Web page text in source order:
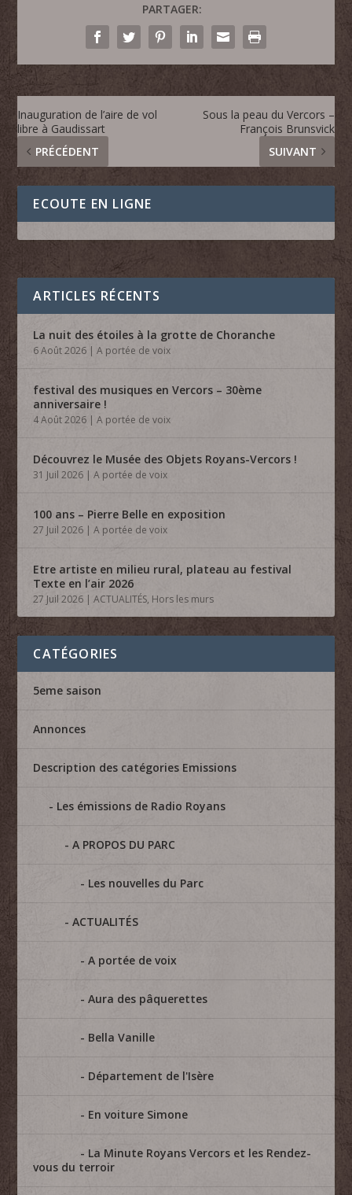
PARTAGER:
Inauguration de l’aire de vol
libre à Gaudissart
PRÉCÉDENT
Sous la peau du Vercors –
François Brunsvick
SUIVANT
ECOUTE EN LIGNE
ARTICLES RÉCENTS
La nuit des étoiles à la grotte de Choranche
6 Août 2026 |A portée de voix
festival des musiques en Vercors – 30ème
anniversaire !
4 Août 2026 |A portée de voix
Découvrez le Musée des Objets Royans-Vercors !
31 Juil 2026 |A portée de voix
100 ans – Pierre Belle en exposition
27 Juil 2026 |A portée de voix
Etre artiste en milieu rural, plateau au festival
Texte en l’air 2026
27 Juil 2026 |ACTUALITÉS, Hors les murs
CATÉGORIES
5eme saison
Annonces
Description des catégories Emissions
Les émissions de Radio Royans
A PROPOS DU PARC
Les nouvelles du Parc
ACTUALITÉS
A portée de voix
Aura des pâquerettes
Bella Vanille
Département de l'Isère
En voiture Simone
La Minute Royans Vercors et les Rendez-
vous du terroir